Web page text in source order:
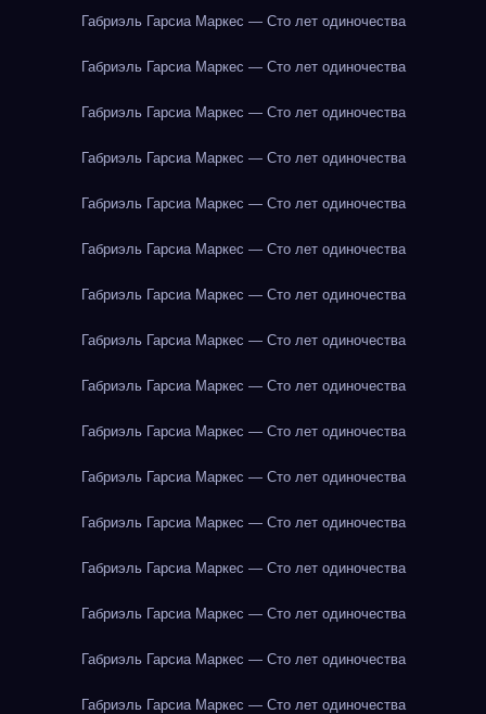
Габриэль Гарсиа Маркес — Сто лет одиночества
Габриэль Гарсиа Маркес — Сто лет одиночества
Габриэль Гарсиа Маркес — Сто лет одиночества
Габриэль Гарсиа Маркес — Сто лет одиночества
Габриэль Гарсиа Маркес — Сто лет одиночества
Габриэль Гарсиа Маркес — Сто лет одиночества
Габриэль Гарсиа Маркес — Сто лет одиночества
Габриэль Гарсиа Маркес — Сто лет одиночества
Габриэль Гарсиа Маркес — Сто лет одиночества
Габриэль Гарсиа Маркес — Сто лет одиночества
Габриэль Гарсиа Маркес — Сто лет одиночества
Габриэль Гарсиа Маркес — Сто лет одиночества
Габриэль Гарсиа Маркес — Сто лет одиночества
Габриэль Гарсиа Маркес — Сто лет одиночества
Габриэль Гарсиа Маркес — Сто лет одиночества
Габриэль Гарсиа Маркес — Сто лет одиночества